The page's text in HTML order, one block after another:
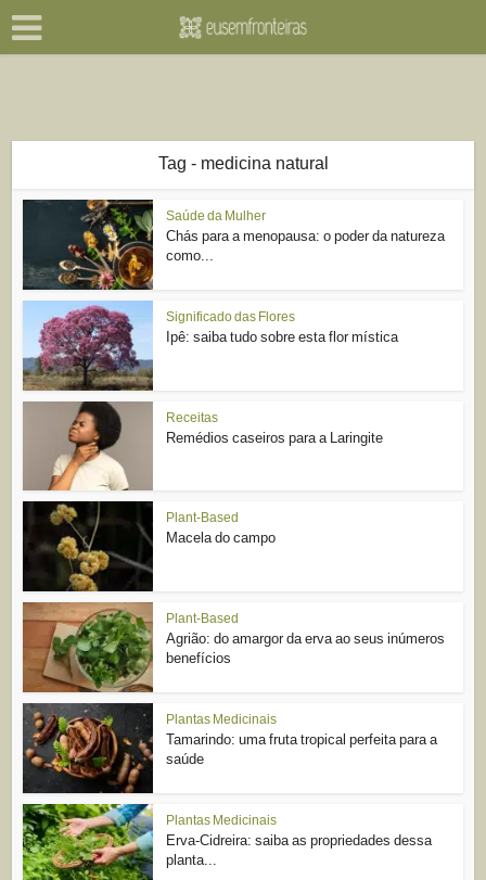
Tag - medicina natural
Saúde da Mulher
Chás para a menopausa: o poder da natureza
como...
Significado das Flores
Ipê: saiba tudo sobre esta flor mística
Receitas
Remédios caseiros para a Laringite
Plant-Based
Macela do campo
Plant-Based
Agrião: do amargor da erva ao seus inúmeros
benefícios
Plantas Medicinais
Tamarindo: uma fruta tropical perfeita para a
saúde
Plantas Medicinais
Erva-Cidreira: saiba as propriedades dessa
planta...